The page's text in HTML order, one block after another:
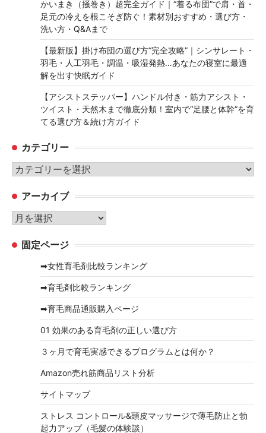
かいまき（掻巻き）超完全ガイド｜“着る布団”で肩・首・
足元の冷えを根こそぎ防ぐ！素材別おすすめ・選び方・
洗い方・Q&Aまで
【最新版】掛け布団の選び方“完全攻略”｜シンサレート・
羽毛・人工羽毛・調温・吸湿発熱…あなたの寝室に最適
解を出す快眠ガイド
【アシストステッパー】ハンドル付き・筋力アシスト・
ツイスト・天然木まで徹底分類！室内で“足腰と体幹”を育
てる選び方＆続け方ガイド
カテゴリー
カ
ゴ
リ
ー
アーカイブ
ア
カ 固定ページ
➡女性育毛剤比較ランキング
➡育毛剤比較ランキング
➡育毛商品通販購入ページ
01 効果のある育毛剤の正しい選び方
３ヶ月で育毛実感できるプログラムとは何か？
Amazon売れ筋商品リスト分析
サイトマップ
ストレス コントロール&頭皮マッサージで薄毛防止と勃
起力アップ（毛髪の体験談）